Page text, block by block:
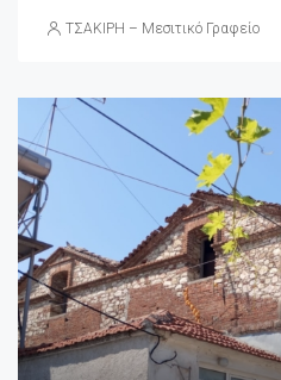
ΤΣΑΚΙΡΗ – Μεσιτικό Γραφείο